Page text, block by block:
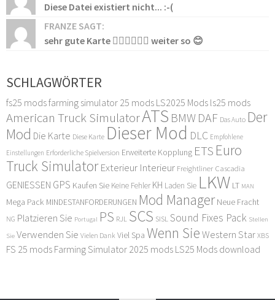
Diese Datei existiert nicht... :-(
FRANZE SAGT:
sehr gute Karte 👍🏻👍🏻👍🏻 weiter so 😊
SCHLAGWÖRTER
fs25 modsfarming simulator 25 mods LS2025 Mods ls25 mods
American Truck SimulatorATS BMW DAF Das Auto Der
Mod Die Karte Diese Karte Dieser Mod DLC Empfohlene
Einstellungen Erforderliche Spielversion Erweiterte Kopplung ETS Euro
Truck Simulator Exterieur Interieur Freightliner Cascadia
GENIESSEN GPS Kaufen Sie Keine Fehler KH Laden Sie LKW LT MAN
Mega Pack MINDESTANFORDERUNGEN Mod Manager Neue Fracht
NG Platzieren Sie Portugal PS RJL SCS SISLSound Fixes Pack Stellen
Sie Verwenden Sie Vielen Dank Viel Spa Wenn Sie Western Star XBS
FS 25 mods Farming Simulator 2025 mods LS25 Mods download